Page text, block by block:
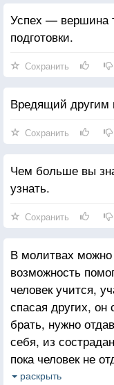
Успех — вершина
подготовки.
Сохранить
Вредящий другим
Сохранить
Чем больше вы
узнать.
Сохранить
В молитвах
возможность
человек учится,
спасая других,
брать, нужно
себя, из
пока человек не
сможет получить
раскрыть